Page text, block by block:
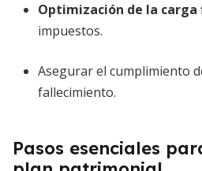
Optimización de la carga
impuestos.
Asegurar el cumplimiento
fallecimiento.
Pasos esenciales